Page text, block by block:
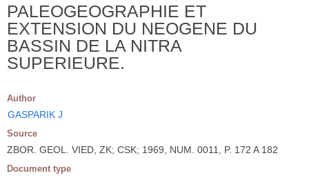
PALEOGEOGRAPHIE ET
EXTENSION DU NEOGENE DU
BASSIN DE LA NITRA
SUPERIEURE.
Author
GASPARIK J
Source
ZBOR. GEOL. VIED, ZK; CSK; 1969, NUM. 0011, P. 172 A 182
Document type